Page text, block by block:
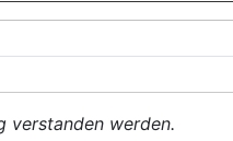
verstanden werden.